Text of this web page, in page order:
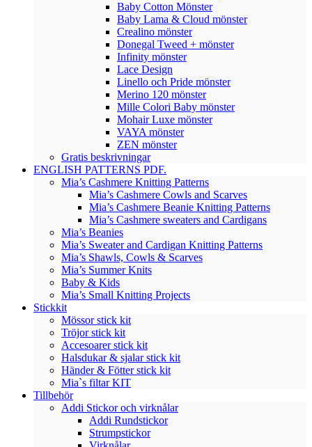
Baby Cotton Mönster
Baby Lama & Cloud mönster
Crealino mönster
Donegal Tweed + mönster
Infinity mönster
Lace Design
Linello och Pride mönster
Merino 120 mönster
Mille Colori Baby mönster
Mohair Luxe mönster
VAYA mönster
ZEN mönster
Gratis beskrivningar
ENGLISH PATTERNS PDF.
Mia’s Cashmere Knitting Patterns
Mia’s Cashmere Cowls and Scarves
Mia’s Cashmere Beanie Knitting Patterns
Mia’s Cashmere sweaters and Cardigans
Mia’s Beanies
Mia’s Sweater and Cardigan Knitting Patterns
Mia’s Shawls, Cowls & Scarves
Mia’s Summer Knits
Baby & Kids
Mia’s Small Knitting Projects
Stickkit
Mössor stick kit
Tröjor stick kit
Accesoarer stick kit
Halsdukar & sjalar stick kit
Händer & Fötter stick kit
Mia`s filtar KIT
Tillbehör
Addi Stickor och virknålar
Addi Rundstickor
Strumpstickor